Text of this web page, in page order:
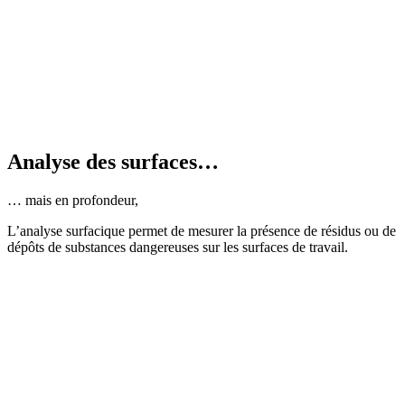
Analyse des surfaces…
… mais en profondeur,
L’analyse surfacique permet de mesurer la présence de résidus ou de
dépôts de substances dangereuses sur les surfaces de travail.